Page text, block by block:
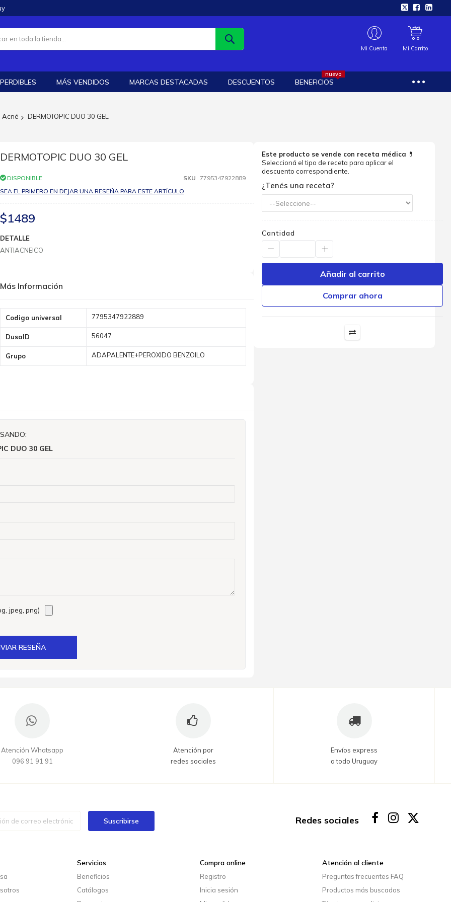
Mi Cuenta Mi Carrito
MÁS VENDIDOS MARCAS DESTACADAS DESCUENTOS BENEFICIOS
nuevo
Acné DERMOTOPIC DUO 30 GEL
DERMOTOPIC DUO 30 GEL
DISPONIBLE SKU 7795347922889
SEA EL PRIMERO EN DEJAR UNA RESEÑA PARA ESTE ARTÍCULO
$1489
DETALLE
ANTIACNEICO
Más Información
Información
Codigo universal 7795347922889
DusaID 56047
Grupo ADAPALENTE+PEROXIDO BENZOILO
DUO 30 GEL
jpeg, png)
RESEÑA
Este producto se vende con receta médica 💊
Seleccioná el tipo de receta para aplicar el
descuento correspondiente.
¿Tenés una receta?
Cantidad
Añadir al carrito
Comprar ahora
Atención Whatsapp
096 91 91 91
Atención por
redes sociales
Envíos express
a todo Uruguay
Suscribirse Redes sociales
Servicios
Beneficios
Catálogos
Compra online
Registro
Inicia sesión
Atención al cliente
Preguntas frecuentes FAQ
Productos más buscados